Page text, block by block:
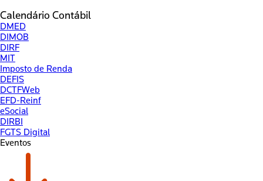
Calendário Contábil
DMED
DIMOB
DIRF
MIT
Imposto de Renda
DEFIS
DCTFWeb
EFD-Reinf
eSocial
DIRBI
FGTS Digital
Eventos